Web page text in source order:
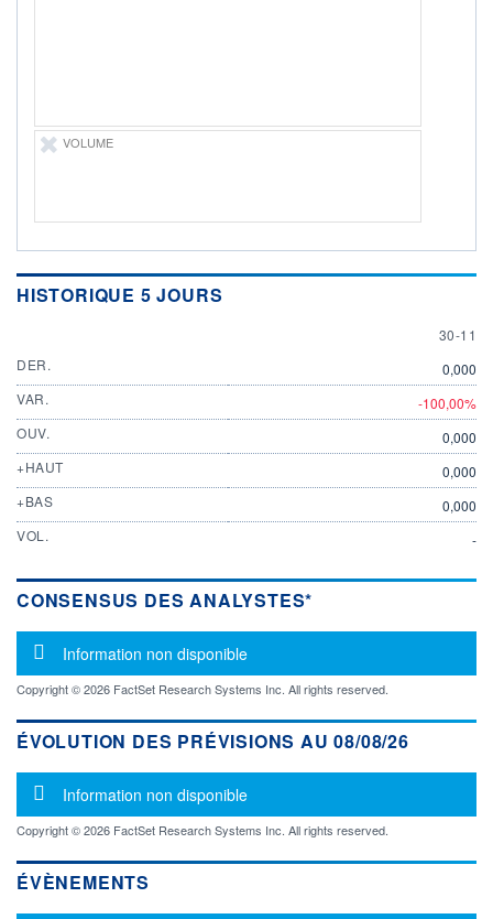
VOLUME
HISTORIQUE 5 JOURS
30
30-11
DER.
0,000
VAR.
-100,00%
OUV.
0,000
+HAUT
0,000
+BAS
0,000
VOL.
-
CONSENSUS DES ANALYSTES*
Message d'information
Information non disponible
Copyright © 2026 FactSet Research Systems Inc. All rights reserved.
ÉVOLUTION DES PRÉVISIONS AU 08/08/26
Message d'information
Information non disponible
Copyright © 2026 FactSet Research Systems Inc. All rights reserved.
ÉVÈNEMENTS